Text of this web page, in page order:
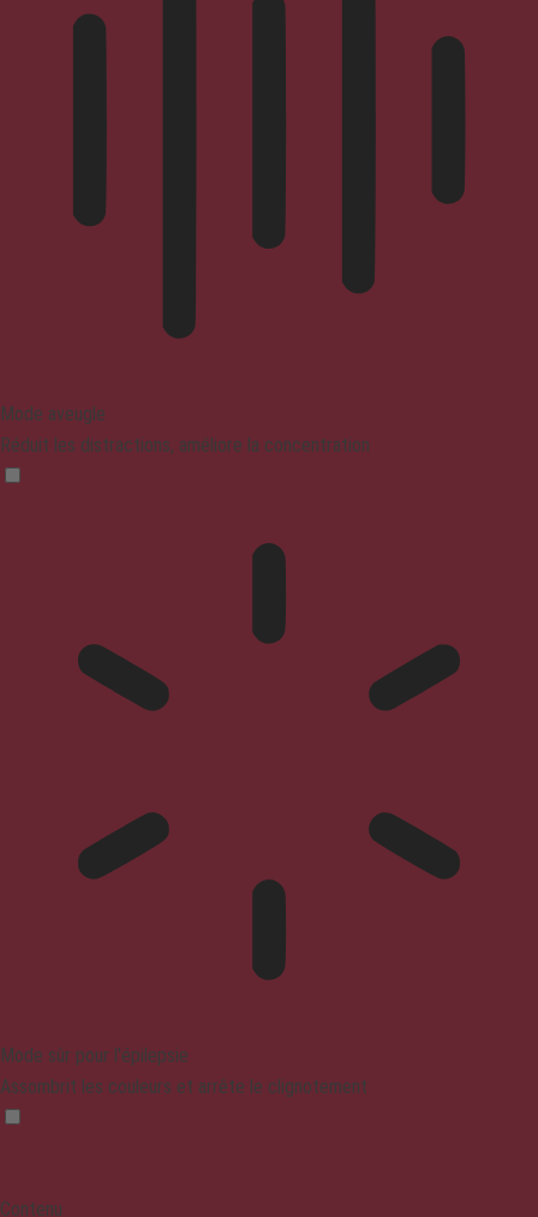
Mode aveugle
Réduit les distractions, améliore la concentration
Mode sûr pour l'épilepsie
Assombrit les couleurs et arrête le clignotement
Contenu